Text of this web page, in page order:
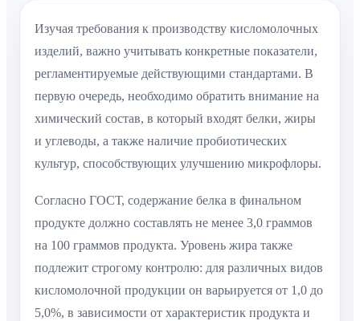
Изучая требования к производству кисломолочных
изделий, важно учитывать конкретные показатели,
регламентируемые действующими стандартами. В
первую очередь, необходимо обратить внимание на
химический состав, в который входят белки, жиры
и углеводы, а также наличие пробиотических
культур, способствующих улучшению микрофлоры.
Согласно ГОСТ, содержание белка в финальном
продукте должно составлять не менее 3,0 граммов
на 100 граммов продукта. Уровень жира также
подлежит строгому контролю: для различных видов
кисломолочной продукции он варьируется от 1,0 до
5,0%, в зависимости от характеристик продукта и